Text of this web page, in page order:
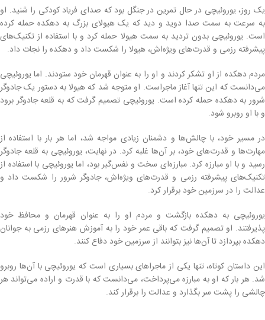
یک روز، یوروئیچی در حال تمرین در جنگل بود که صدای فریاد کودکی را شنید. او
به سرعت به سمت صدا دوید و دید که یک هیولای بزرگ به دهکده حمله کرده
است. یوروئیچی بدون تردید به سمت هیولا حمله کرد و با استفاده از تکنیک‌های
پیشرفته رزمی و قدرت‌های ویژه‌اش، هیولا را شکست داد و دهکده را نجات داد.
مردم دهکده از او تشکر کردند و او را به عنوان قهرمان خود ستودند. اما یوروئیچی
می‌دانست که این تنها آغاز ماجراست. او متوجه شد که هیولا به دستور یک جادوگر
شرور به دهکده حمله کرده است. یوروئیچی تصمیم گرفت که به قلعه جادوگر برود
و با او روبرو شود.
در مسیر خود، با چالش‌ها و دشمنان زیادی مواجه شد، اما هر بار با استفاده از
مهارت‌ها و قدرت‌های خود، بر آن‌ها غلبه کرد. در نهایت، یوروئیچی به قلعه جادوگر
رسید و با او مبارزه کرد. مبارزه‌ای سخت و نفس‌گیر بود، اما یوروئیچی با استفاده از
تکنیک‌های پیشرفته رزمی و قدرت‌های ویژه‌اش، جادوگر شرور را شکست داد و
عدالت را در سرزمین خود برقرار کرد.
یوروئیچی به دهکده بازگشت و مردم او را به عنوان قهرمان و محافظ خود
پذیرفتند. او تصمیم گرفت که باقی عمر خود را به آموزش هنرهای رزمی به جوانان
دهکده بپردازد تا آن‌ها نیز بتوانند از سرزمین خود دفاع کنند.
این داستان کوتاه، تنها یکی از ماجراهای بسیاری است که یوروئیچی با آن‌ها روبرو
شد. هر بار که او به مبارزه می‌پرداخت، می‌دانست که با قدرت و اراده می‌تواند هر
چالشی را پشت سر بگذارد و عدالت را برقرار کند.